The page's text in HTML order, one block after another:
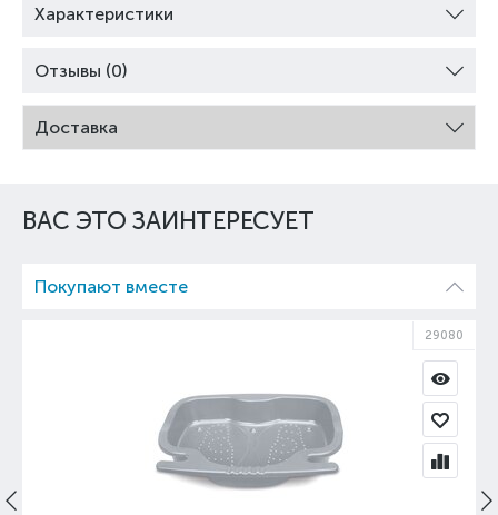
Характеристики
Отзывы (0)
Доставка
ВАС ЭТО ЗАИНТЕРЕСУЕТ
Покупают вместе
29080